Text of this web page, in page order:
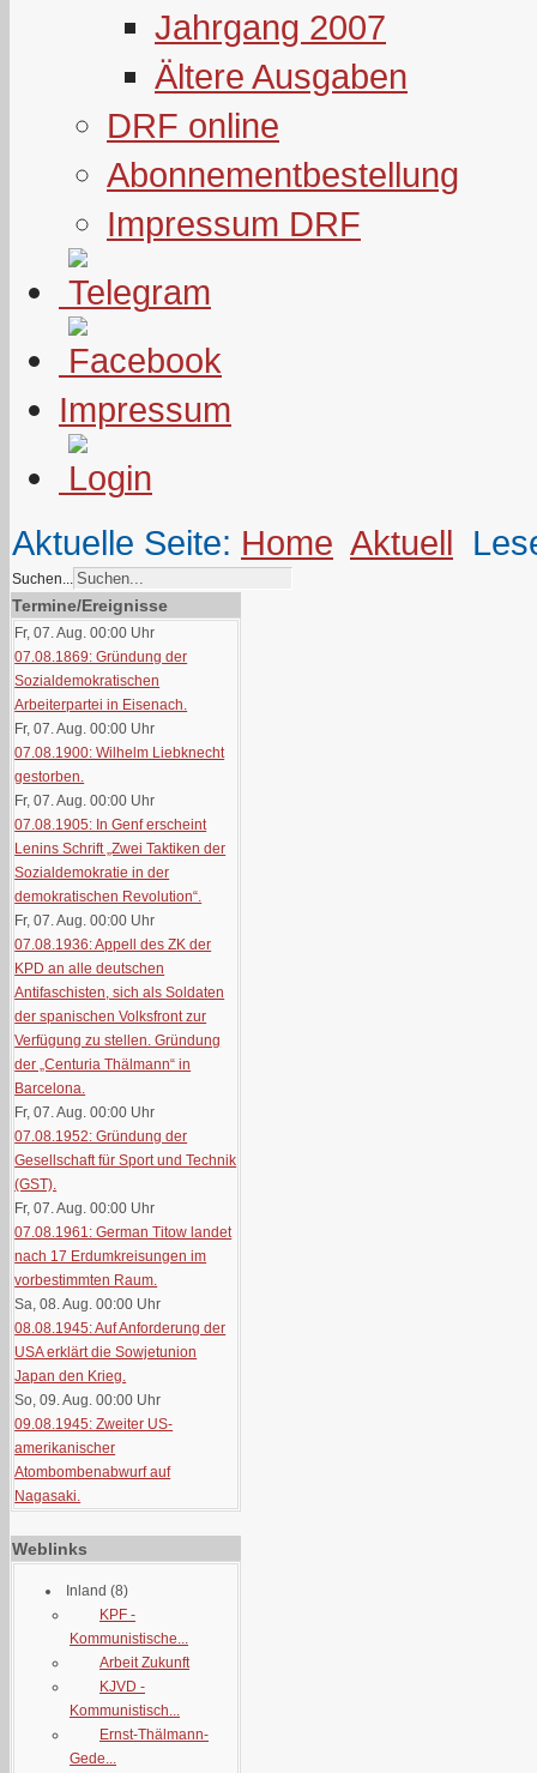
Jahrgang 2007
Ältere Ausgaben
DRF online
Abonnementbestellung
Impressum DRF
Impressum
Aktuelle Seite: Home Aktuell
Suchen...
Termine/Ereignisse
Fr, 07. Aug. 00:00 Uhr
07.08.1869: Gründung der
Sozialdemokratischen
Arbeiterpartei in Eisenach.
Fr, 07. Aug. 00:00 Uhr
07.08.1900: Wilhelm Liebknecht
gestorben.
Fr, 07. Aug. 00:00 Uhr
07.08.1905: In Genf erscheint
Lenins Schrift „Zwei Taktiken der
Sozialdemokratie in der
demokratischen Revolution“.
Fr, 07. Aug. 00:00 Uhr
07.08.1936: Appell des ZK der
KPD an alle deutschen
Antifaschisten, sich als Soldaten
der spanischen Volksfront zur
Verfügung zu stellen. Gründung
der „Centuria Thälmann“ in
Barcelona.
Fr, 07. Aug. 00:00 Uhr
07.08.1952: Gründung der
Gesellschaft für Sport und Technik
(GST).
Fr, 07. Aug. 00:00 Uhr
07.08.1961: German Titow landet
nach 17 Erdumkreisungen im
vorbestimmten Raum.
Sa, 08. Aug. 00:00 Uhr
08.08.1945: Auf Anforderung der
USA erklärt die Sowjetunion
Japan den Krieg.
So, 09. Aug. 00:00 Uhr
09.08.1945: Zweiter US-
amerikanischer
Atombombenabwurf auf
Nagasaki.
Weblinks
Inland (8)
KPF -
Kommunistische...
Arbeit Zukunft
KJVD -
Kommunistisch...
Ernst-Thälmann-
Gede...